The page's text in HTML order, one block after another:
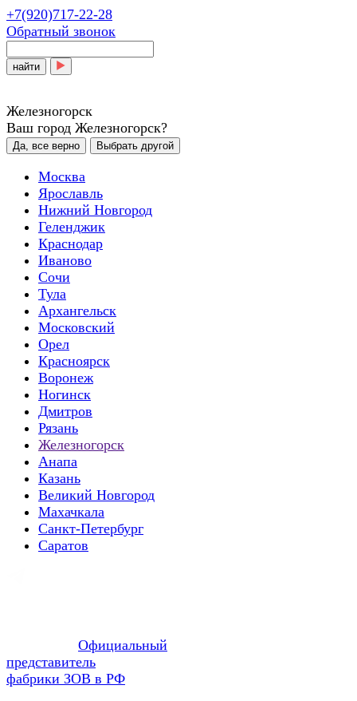
+7(920)717-22-28
Обратный звонок
найти
Железногорск
Ваш город Железногорск?
Да, все верно Выбрать другой
Москва
Ярославль
Нижний Новгород
Геленджик
Краснодар
Иваново
Сочи
Тула
Архангельск
Московский
Орел
Красноярск
Воронеж
Ногинск
Дмитров
Рязань
Железногорск
Анапа
Казань
Великий Новгород
Махачкала
Санкт-Петербург
Саратов
Официальный
представитель
фабрики ЗОВ в РФ